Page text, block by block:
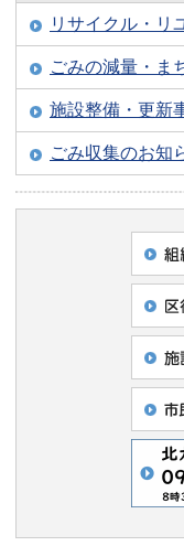
リサイクル・リ
ごみの減量・ま
施設整備・更新
ごみ収集のお知